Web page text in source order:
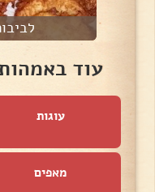
עוד
עוגות
מאפים